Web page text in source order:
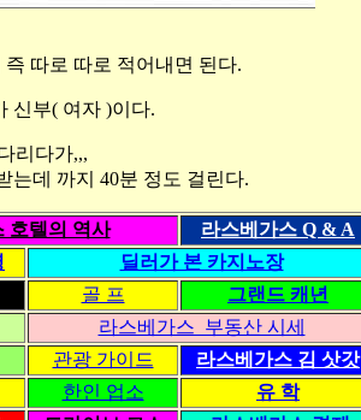
따로 따로 적어내면 된다.
신부( 여자 )이다.
리다가,,,
는데 까지 40분 정도 걸린다.
호텔의 역사
라스베가스 Q & A
딜러가 본 카지노장
골 프
그랜드 캐년
라스베가스 부동산 시세
관광 가이드
라스베가스 김 삿갓
한인 업소
유 학